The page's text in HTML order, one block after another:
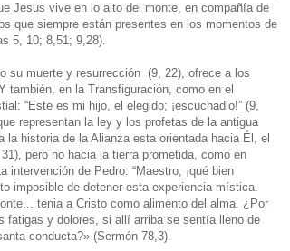
Jesus vive en lo alto del monte, en compañía de
que siempre están presentes en los momentos de
5, 10; 8,51; 9,28).
su muerte y resurrección (9, 22), ofrece a los
en la Transfiguración, como en el
“Este es mi hijo, el elegido; ¡escuchadlo!” (9,
representan la ley y los profetas de la antigua
historia de la Alianza esta orientada hacia Él, el
pero no hacia la tierra prometida, como en
de Pedro: “Maestro, ¡qué bien
imposible de detener esta experiencia mística.
tenia a Cristo como alimento del alma. ¿Por
fatigas y dolores, si allí arriba se sentía lleno de
conducta?» (Sermón 78,3).